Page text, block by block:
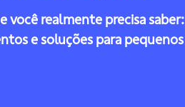
você realmente precisa saber:
e soluções para pequenos